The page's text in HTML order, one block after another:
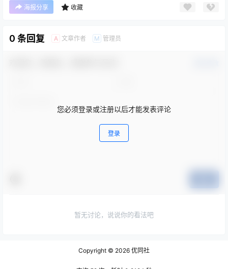
海报分享 收藏
0 条回复 A 文章作者 M 管理员
您必须登录或注册以后才能发表评论
登录
暂无讨论，说说你的看法吧
Copyright © 2026 优同社